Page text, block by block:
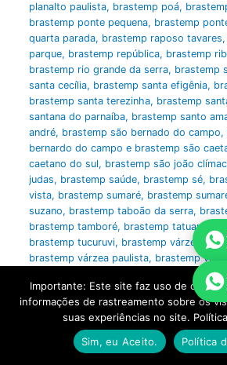
planalto paulista, brastemp poá,
brastemp ponte pequena, brastemp
quarta parada, brastemp raposo tavares,
parque, brastemp república, brastemp
brastemp rio grande da serra, brastemp
santa cecília, brastemp santa efigênia,
brastemp santa terezinha, brastemp
santana do parnaíba, brastemp santo
andré, brastemp são bernado do campo,
bernardo do campo e brastemp são
caetano do sul, brastemp são joão
judas, brastemp saúde, brastemp sé,
vista, brastemp sumaré, brastemp
suzano, brastemp taboão da serra,
brastemp tamboré, brastemp tatuapé
brastemp tucuruvi, brastemp várzea da
brastemp várzea paulista, brastemp vila
brastemp vila água
albertina,brastemp vila alpina,brastemp
brastemp vila anália,brastemp vila
anchieta,brastemp vila andrade,
,brastemp vila antonina,
brastemp vila arapuá, brastemp
Importante: Este site faz uso de
informações de rastreamento sobre os
suas experiências no site.
Sim, eu Aceito.
Política